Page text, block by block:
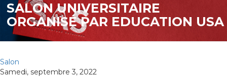
SALON UNIVERSITAIRE
ORGANISÉ PAR EDUCATION USA
Salon
Samedi, septembre 3, 2022